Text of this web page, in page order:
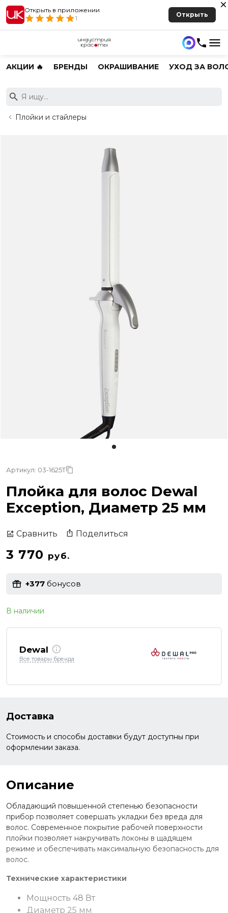
Открыть в приложении
1
Открыть
АКЦИИ 🔥 БРЕНДЫ ОКРАШИВАНИЕ УХОД ЗА
Плойки и стайлеры
Артикул: 03-1625T
Плойка для волос Dewal
Exception, Диаметр 25 мм
Сравнить Поделиться
3 770 руб.
+377 бонусов
В наличии
Dewal
Все товары бренда
Доставка
Стоимость и способы доставки будут доступны при
оформлении заказа.
Описание
Обладающий повышенной степенью безопасности
прибор позволяет совершать укладки без вреда для
волос. Современное покрытие рабочей поверхности
плойки позволяет накручивать локоны в щадящем
режиме и обеспечивать максимальную безопасность для
волос.
Технические характеристики
Мощность 48 Вт
Диаметр 25 мм